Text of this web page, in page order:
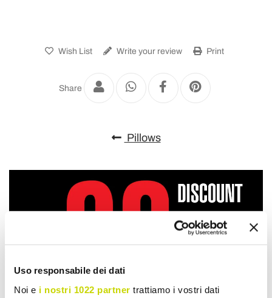
Uso responsabile dei dati
Noi e i nostri 1022 partner trattiamo i vostri dati
Wish List Write your review Print
Share
Pillows